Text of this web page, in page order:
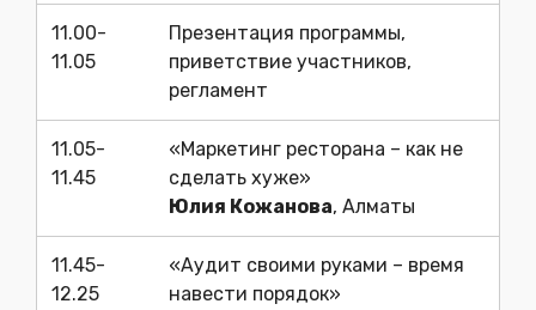
11.00-
11.05
Презентация программы,
приветствие участников,
регламент
11.05-
11.45
«Маркетинг ресторана – как не
сделать хуже»
Юлия Кожанова, Алматы
11.45-
12.25
«Аудит своими руками – время
навести порядок»